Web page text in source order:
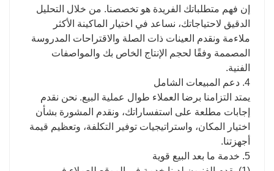
إن فهم متطلباتك الفريدة هو تخصصنا. من خلال التحليل
الدقيق لاحتياجاتك، نساعد في اختيار الماكينة الأكثر
ملاءمة ونقدم العينات ذات الصلة والاقتراحات المدروسة
المصممة وفقًا لحجم الإنتاج الخاص بك والمواصفات
الفنية.
4. دعم المبيعات الشامل
يمتد التزامنا برضا العملاء طوال عملية البيع. نحن نقدم
إجابات مطلعة على استفساراتك، ونقدم المشورة بشأن
اختيار المكان، واستراتيجيات توفير التكلفة، وتعظيم قيمة
أجهزتنا.
5. خدمة ما بعد البيع قوية